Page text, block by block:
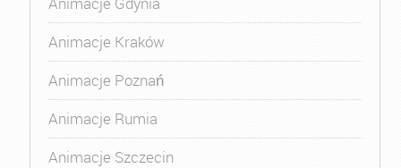
Animacje Kraków
Animacje Poznań
Animacje Rumia
Animacje Szczecin